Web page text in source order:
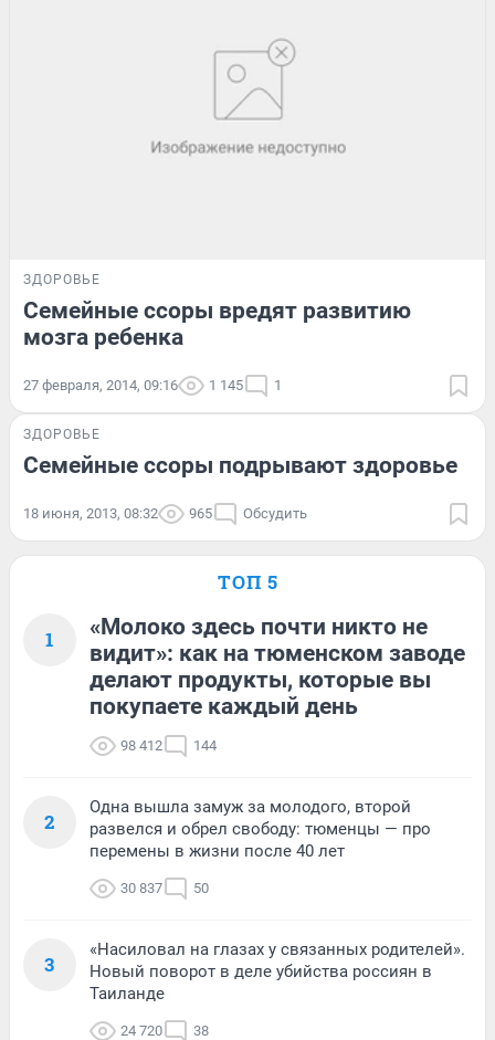
ЗДОРОВЬЕ
Семейные ссоры вредят развитию
мозга ребенка
27 февраля, 2014, 09:16 1 145 1
ЗДОРОВЬЕ
Семейные ссоры подрывают здоровье
18 июня, 2013, 08:32 965 Обсудить
ТОП 5
1
«Молоко здесь почти никто не
видит»: как на тюменском заводе
делают продукты, которые вы
покупаете каждый день
98 412 144
2
Одна вышла замуж за молодого, второй
развелся и обрел свободу: тюменцы — про
перемены в жизни после 40 лет
30 837 50
3
«Насиловал на глазах у связанных родителей».
Новый поворот в деле убийства россиян в
Таиланде
24 720 38